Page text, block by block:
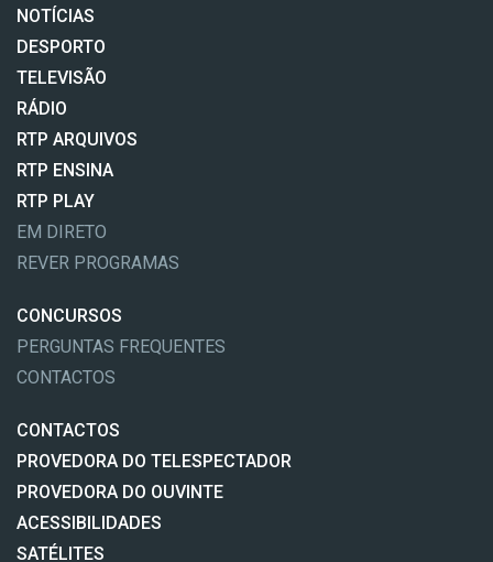
NOTÍCIAS
DESPORTO
TELEVISÃO
RÁDIO
RTP ARQUIVOS
RTP ENSINA
RTP PLAY
EM DIRETO
REVER PROGRAMAS
CONCURSOS
PERGUNTAS FREQUENTES
CONTACTOS
CONTACTOS
PROVEDORA DO TELESPECTADOR
PROVEDORA DO OUVINTE
ACESSIBILIDADES
SATÉLITES